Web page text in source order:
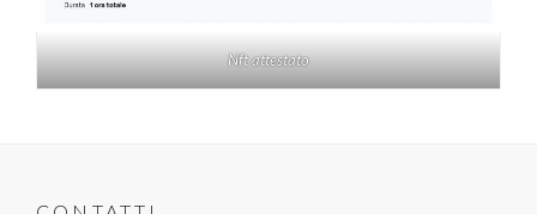
Nft attestato